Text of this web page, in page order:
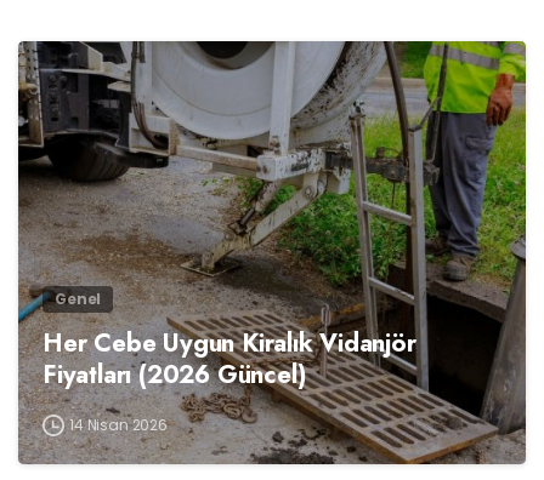
0
Genel
Her Cebe Uygun Kiralık Vidanjör
Fiyatları (2026 Güncel)
14 Nisan 2026